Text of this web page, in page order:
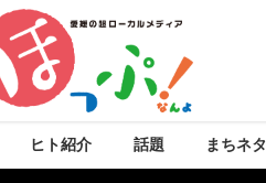
ヒト紹介 話題 まちネタ